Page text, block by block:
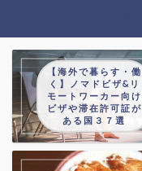
【海外で暮らす・働
く】ノマドビザ&リ
モートワーカー向け
ビザや滞在許可証が
ある国３７選